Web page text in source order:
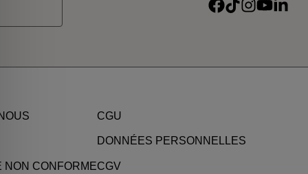
NON CONFORME
CGU
DONNÉES PERSONNELLES
CGV